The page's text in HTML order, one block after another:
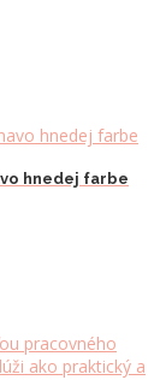
hnedej farbe